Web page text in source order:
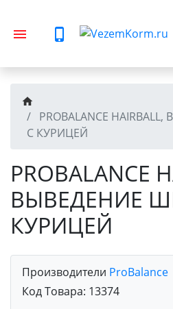
PROBALANCE
С КУРИЦЕЙ
PROBALANCE
ВЫВЕДЕНИЕ
КУРИЦЕЙ
Производители ProBalance
Код Товара: 13374